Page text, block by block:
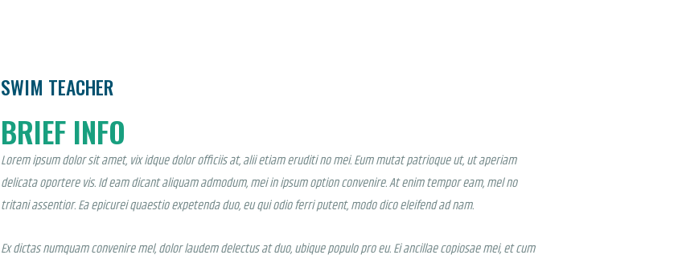
SWIM TEACHER
BRIEF INFO
Lorem ipsum dolor sit amet, vix idque dolor officiis at, alii etiam eruditi no mei. Eum mutat patrioque ut, ut aperiam
delicata oportere vis. Id eam dicant aliquam admodum, mei in ipsum option convenire. At enim tempor eam, mel no
tritani assentior. Ea epicurei quaestio expetenda duo, eu qui odio ferri putent, modo dico eleifend ad nam.
Ex dictas numquam convenire mel, dolor laudem delectus at duo, ubique populo pro eu. Ei ancillae copiosae mei, et cum